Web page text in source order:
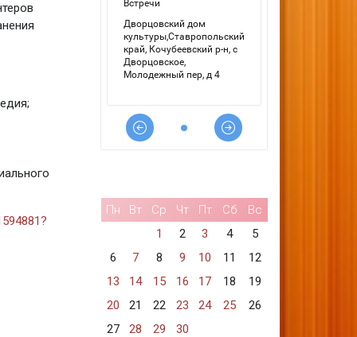
Пн Вт Ср Чт Пт Сб
Вс
1
2 3 4
5
6
7 8 9 10 11
12
13
14 15 16 17 18
19
20
21 22 23 24 25
26
27
28 29 30